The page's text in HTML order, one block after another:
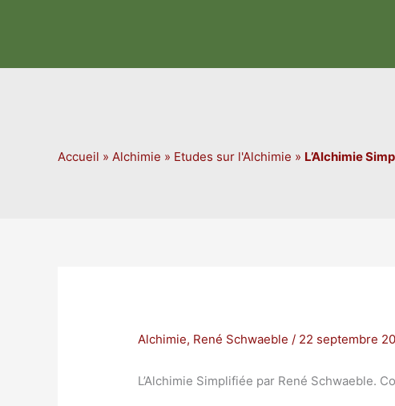
Accueil » Alchimie » Etudes sur l'Alchimie » L’Alchimie
Alchimie, René Schwaeble / 22 septembre
L’Alchimie Simplifiée par René Schwaeble.